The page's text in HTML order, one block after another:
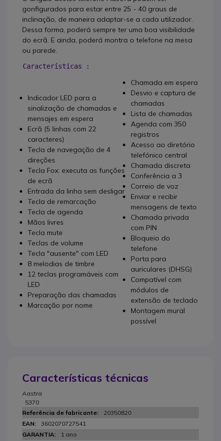
gonfigurados para estar entre 25 - 40 graus de
inclinação, de maneira adaptar-se a cada utilizador.
Dessa forma, poderá sempre ter uma boa visibilidade
do ecrã. E ainda, poderá montra o telefone na mesa
ou parede.
Características :
Indicador LED para a
sinalização de chamadas e
mensajes em espera
Ecrã (5 linhas com 22
caracteres)
Tecla de navegação de 4
direções
Tecla Fox: executa as funções
de ecrã
Entrada da linha sem desligar
Tecla de remarcação
Tecla de agenda
Mãos livres
Tecla mute
Teclas de volume
Tecla "ausente" com LED
8 melodias de timbre
12 teclas programáveis com
LED
Preparação das chamadas
Marcação por nome
Chamada em espera
Desvio e captura de
chamadas
Lista de chamadas
Agenda com 350
registros
Acesso ao diretório
telefónico central
Chamada discreta
Conferência a 3
Correio de voz
Enviar e recibir
mensagens de texto
Chamada privada
com PIN
Bloqueio do
telefone
Porta para
auriculares (DHSG)
Compatível com
módulos de
extensão de teclado
Montagem mural
possível
Características técnicas
Aastra
5370
20350820
3602070727541
1 ano